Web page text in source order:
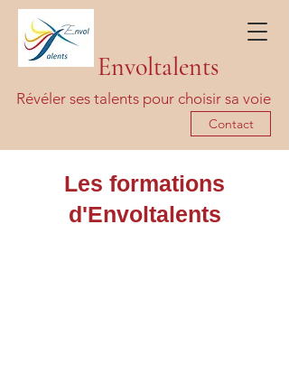
Envoltalents
Révéler ses talents pour choisir sa voie
Contact
Les formations
d'Envoltalents